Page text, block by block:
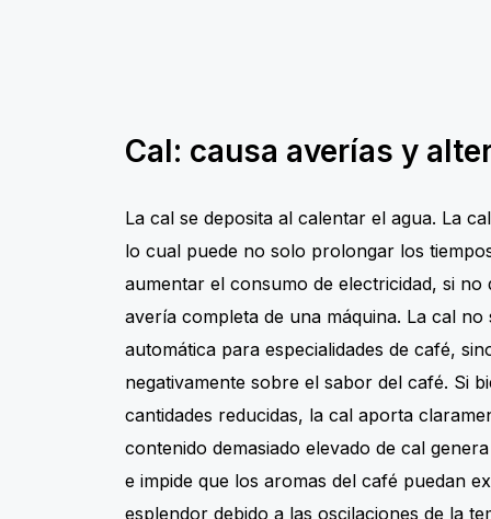
Cal: causa averías y
La cal se deposita al calentar el agua. La
lo cual puede no solo prolongar los
aumentar el consumo de electricidad, si
avería completa de una máquina. La cal no
automática para especialidades de café,
negativamente sobre el sabor del café. Si
cantidades reducidas, la cal aporta
contenido demasiado elevado de cal
e impide que los aromas del café puedan
esplendor debido a las oscilaciones de la